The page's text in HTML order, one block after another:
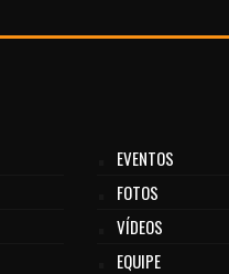
EVENTOS
FOTOS
VÍDEOS
EQUIPE